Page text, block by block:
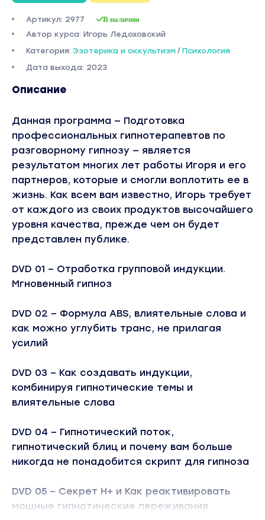
Артикул: 2977 В наличии
Автор курса: Игорь Ледоховский
Категория: Эзотерика и оккультизм / Психология
Дата выхода: 2023
Описание
Данная программа — Подготовка
профессиональных гипнотерапевтов по
разговорному гипнозу — является
результатом многих лет работы Игоря и его
партнеров, которые и смогли воплотить ее в
жизнь. Как всем вам известно, Игорь требует
от каждого из своих продуктов высочайшего
уровня качества, прежде чем он будет
представлен публике.
DVD 01 – Отработка групповой индукции.
Мгновенный гипноз
DVD 02 – Формула ABS, влиятельные слова и
как можно углубить транс, не прилагая
усилий
DVD 03 – Как создавать индукции,
комбинируя гипнотические темы и
влиятельные слова
DVD 04 – Гипнотический поток,
гипнотический блиц и почему вам больше
никогда не понадобится скрипт для гипноза
DVD 05 – Секрет H+ и Как реактивировать
мощные гипнотические переживания